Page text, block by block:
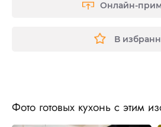
Онлайн-
В
Фото готовых кухонь с этим